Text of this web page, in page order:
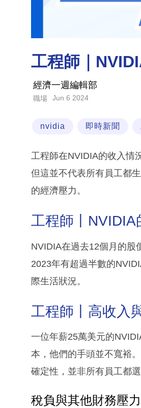
工程師｜
經濟一週編輯部
職場 Jun 6 2024
nvidia 即時新聞
工程師在NVIDIA的收入情
但這並不代表所有員工都
的經濟壓力。
工程師丨NVIDIA
NVIDIA在過去12個月的股
2023年有超過半數的
際生活狀況。
工程師丨高收入
一位年薪25萬美元的
本，他們的手頭並不寬裕
確定性，並非所有員工都選
稅負與其他財務壓力